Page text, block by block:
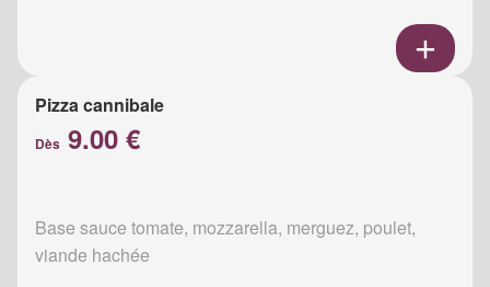
Pizza cannibale
Dès 9.00 €
Base sauce tomate, mozzarella, merguez, poulet,
viande hachée